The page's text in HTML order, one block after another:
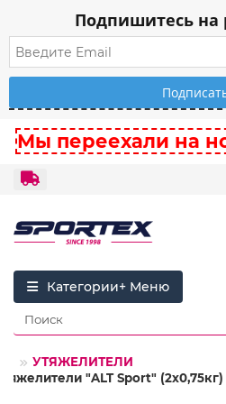
Подпишитесь на
Мы переехали на
Категории
УТЯЖЕЛИТЕЛИ
"ALT Sport"